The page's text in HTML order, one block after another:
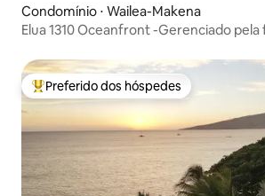
Condomínio ⋅ Wailea-Makena
Elua 1310 Oceanfront -Gerenciado pela
Entre os melhores preferidos dos
Preferido dos hóspedes